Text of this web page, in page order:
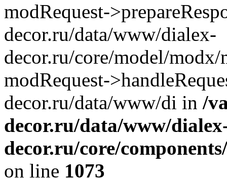
modRequest-
decor.ru/data/www/dialex-
decor.ru/core/model/
modRequest-
decor.ru/data/www/di in /
decor.ru/data/www/
decor.ru/core/
on line 1073